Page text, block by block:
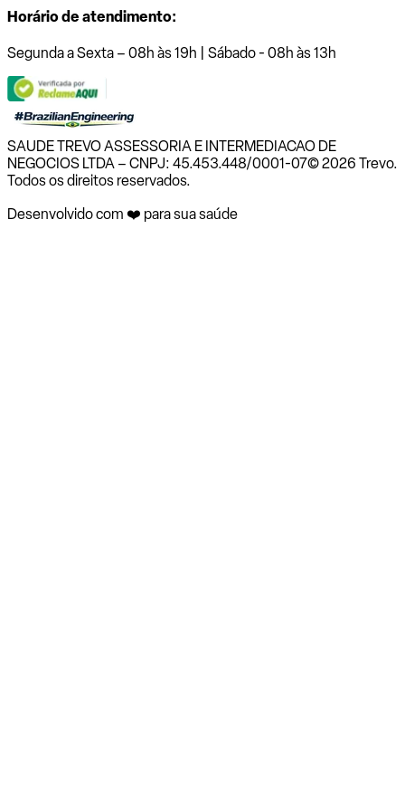
Horário de atendimento:
Segunda a Sexta – 08h às 19h | Sábado - 08h às 13h
SAUDE TREVO ASSESSORIA E INTERMEDIACAO DE
NEGOCIOS LTDA – CNPJ: 45.453.448/0001-07© 2026 Trevo.
Todos os direitos reservados.
Desenvolvido com ❤️ para sua saúde